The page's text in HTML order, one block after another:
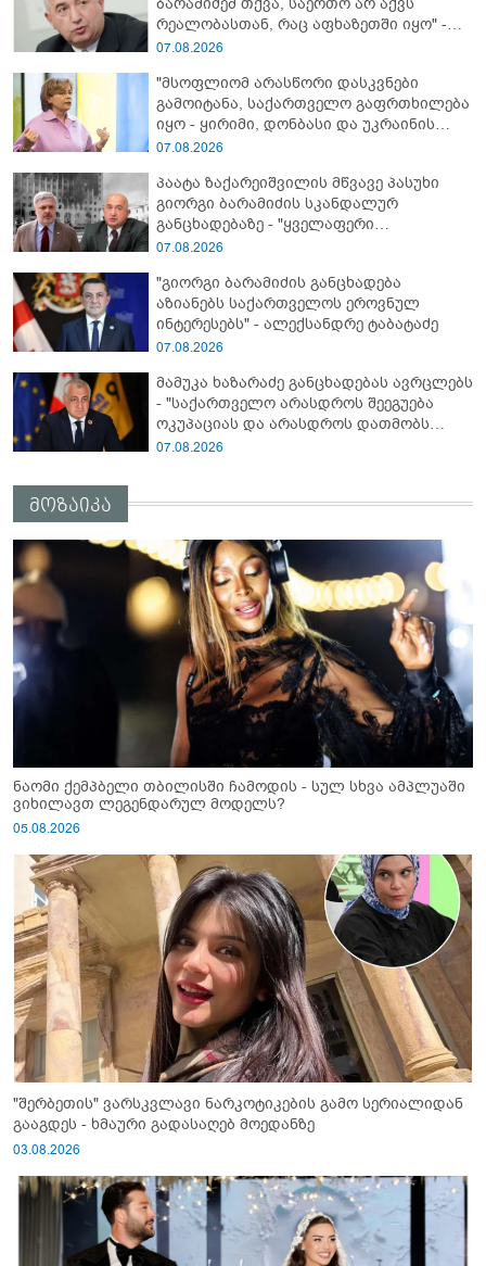
რეალობასთან, რაც აფხაზეთში იყო" -
პაატა ზაქარეიშვილის შეფასება
07.08.2026
"მსოფლიომ არასწორი დასკვნები
გამოიტანა, საქართველო გაფრთხილება
იყო - ყირიმი, დონბასი და უკრაინის
წინააღმდეგ სრულმასშტაბიანი ომი
მოყვა" - რასა იუკნევიჩიენე
07.08.2026
პაატა ზაქარეიშვილის მწვავე პასუხი
გიორგი ბარამიძის სკანდალურ
განცხადებაზე - "ყველაფერი
დეტალურად ვიცი... კამანში მოკლული
ბარამიძე კი ტყუის"
07.08.2026
"გიორგი ბარამიძის განცხადება
აზიანებს საქართველოს ეროვნულ
ინტერესებს" - ალექსანდრე ტაბატაძე
07.08.2026
მამუკა ხაზარაძე განცხადებას ავრცლებს
- "საქართველო არასდროს შეეგუება
ოკუპაციას და არასდროს დათმობს
თავისუფლებას!"
07.08.2026
მოზაიკა
ნაომი ქემპბელი თბილისში ჩამოდის - სულ სხვა ამპლუაში
ვიხილავთ ლეგენდარულ მოდელს?
05.08.2026
"შერბეთის" ვარსკვლავი ნარკოტიკების გამო სერიალიდან
გააგდეს - ხმაური გადასაღებ მოედანზე
03.08.2026